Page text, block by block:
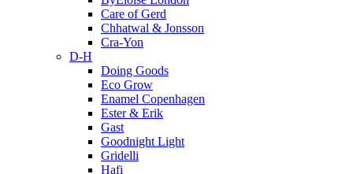
Care of Gerd
Chhatwal & Jonsson
Cra-Yon
D-H
Doing Goods
Eco Grow
Enamel Copenhagen
Ester & Erik
Gast
Goodnight Light
Gridelli
Hafi